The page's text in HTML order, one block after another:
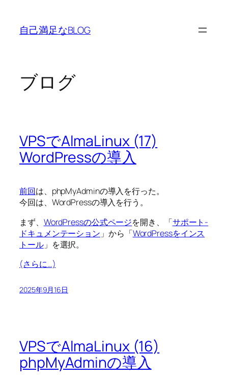
自己満足なBLOG
ブログ
VPSでAlmaLinux (17)
WordPressの導入
前回は、phpMyAdminの導入を行った。
今回は、WordPressの導入を行う。
まず、 WordPressの公式ページを開き、「サポート-
ドキュメンテーション 」から「WordPressをインス
トール」を選択。
(さらに…)
2025年9月16日
VPSでAlmaLinux (16)
phpMyAdminの導入